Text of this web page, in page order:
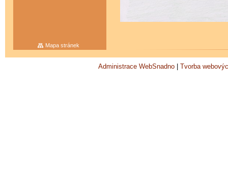
Mapa stránek
Administrace WebSnadno Tvorba